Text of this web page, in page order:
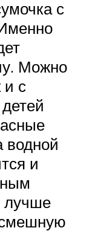
с
Можно
и с
водной
и
лучше